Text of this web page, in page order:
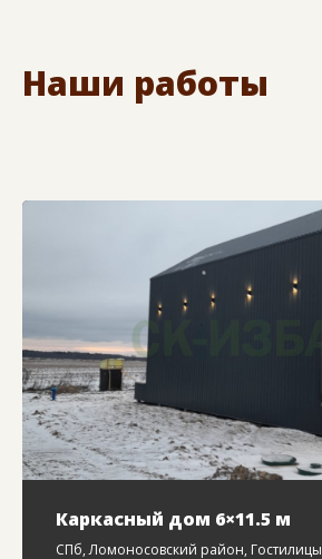
Наши работы
Каркасный дом 6×11.5 м
СПб, Ломоносовский район, Гостилицы